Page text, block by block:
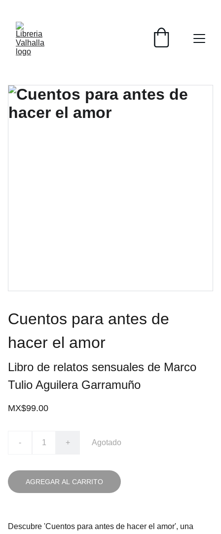
Cuentos para antes de
hacer el amor
Libro de relatos sensuales de Marco
Tulio Aguilera Garramuño
MX$99.00
- + Agotado
AGREGAR AL CARRITO
Descubre 'Cuentos para antes de hacer el amor', una